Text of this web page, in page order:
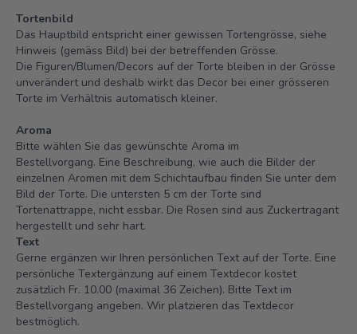
Tortenbild
Das Hauptbild entspricht einer gewissen Tortengrösse, siehe
Hinweis (gemäss Bild) bei der betreffenden Grösse.
Die Figuren/Blumen/Decors auf der Torte bleiben in der Grösse
unverändert und deshalb wirkt das Decor bei einer grösseren
Torte im Verhältnis automatisch kleiner.
Aroma
Bitte wählen Sie das gewünschte Aroma im
Bestellvorgang. Eine Beschreibung, wie auch die Bilder der
einzelnen Aromen mit dem Schichtaufbau finden Sie unter dem
Bild der Torte. Die untersten 5 cm der Torte sind
Tortenattrappe, nicht essbar. Die Rosen sind aus Zuckertragant
hergestellt und sehr hart.
Text
Gerne ergänzen wir Ihren persönlichen Text auf der Torte. Eine
persönliche Textergänzung auf einem Textdecor kostet
zusätzlich Fr. 10.00 (maximal 36 Zeichen). Bitte Text im
Bestellvorgang angeben. Wir platzieren das Textdecor
bestmöglich.